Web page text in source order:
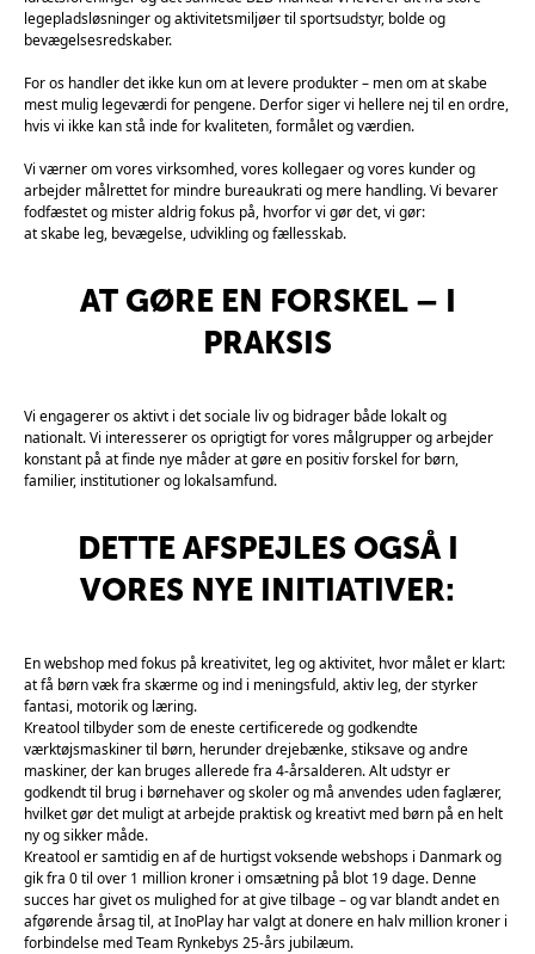
legepladsløsninger og aktivitetsmiljøer til sportsudstyr, bolde og
bevægelsesredskaber.
For os handler det ikke kun om at levere produkter – men om at skabe
mest mulig legeværdi for pengene. Derfor siger vi hellere nej til en ordre,
hvis vi ikke kan stå inde for kvaliteten, formålet og værdien.
Vi værner om vores virksomhed, vores kollegaer og vores kunder og
arbejder målrettet for mindre bureaukrati og mere handling. Vi bevarer
fodfæstet og mister aldrig fokus på, hvorfor vi gør det, vi gør:
at skabe leg, bevægelse, udvikling og fællesskab.
AT GØRE EN FORSKEL – I
PRAKSIS
Vi engagerer os aktivt i det sociale liv og bidrager både lokalt og
nationalt. Vi interesserer os oprigtigt for vores målgrupper og arbejder
konstant på at finde nye måder at gøre en positiv forskel for børn,
familier, institutioner og lokalsamfund.
DETTE AFSPEJLES OGSÅ I
VORES NYE INITIATIVER:
En webshop med fokus på kreativitet, leg og aktivitet, hvor målet er klart:
at få børn væk fra skærme og ind i meningsfuld, aktiv leg, der styrker
fantasi, motorik og læring.
Kreatool tilbyder som de eneste certificerede og godkendte
værktøjsmaskiner til børn, herunder drejebænke, stiksave og andre
maskiner, der kan bruges allerede fra 4-årsalderen. Alt udstyr er
godkendt til brug i børnehaver og skoler og må anvendes uden faglærer,
hvilket gør det muligt at arbejde praktisk og kreativt med børn på en helt
ny og sikker måde.
Kreatool er samtidig en af de hurtigst voksende webshops i Danmark og
gik fra 0 til over 1 million kroner i omsætning på blot 19 dage. Denne
succes har givet os mulighed for at give tilbage – og var blandt andet en
afgørende årsag til, at InoPlay har valgt at donere en halv million kroner i
forbindelse med Team Rynkebys 25-års jubilæum.